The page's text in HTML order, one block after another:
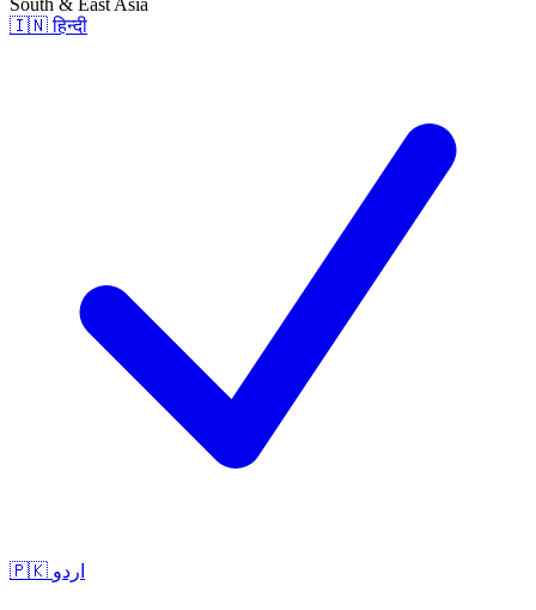
South & East Asia
🇮🇳 हिन्दी
🇵🇰 اردو